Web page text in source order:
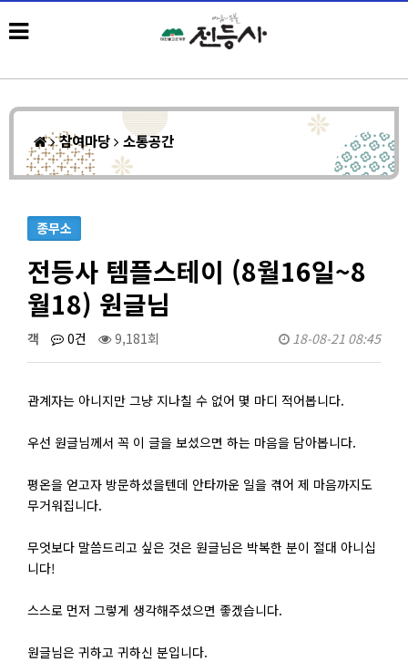
참여마당 소통공간
종무소
전등사 템플스테이 (8월16일~8
월18) 원글님
객 0건 9,181회 18-08-21 08:45
관계자는 아니지만 그냥 지나칠 수 없어 몇 마디 적어봅니다.
우선 원글님께서 꼭 이 글을 보셨으면 하는 마음을 담아봅니다.
평온을 얻고자 방문하셨을텐데 안타까운 일을 겪어 제 마음까지도
무거워집니다.
무엇보다 말씀드리고 싶은 것은 원글님은 박복한 분이 절대 아니십
니다!
스스로 먼저 그렇게 생각해주셨으면 좋겠습니다.
원글님은 귀하고 귀하신 분입니다.